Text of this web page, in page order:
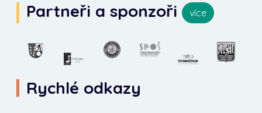
Partneři a sponzoři více
Rychlé odkazy